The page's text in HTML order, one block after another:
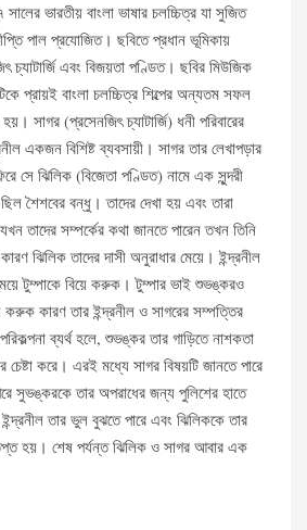
ভারতীয় বাংলা ভাষার চলচ্চিত্র যা সুজিত
পাল প্রযোজিত। ছবিতে প্রধান ভূমিকায়
এবং বিজয়তা পণ্ডিত। ছবির মিউজিক
প্রায়ই বাংলা চলচ্চিত্র শিল্পের অন্যতম সফল
সাগর (প্রসেনজিৎ চ্যাটার্জি) ধনী পরিবারের
একজন বিশিষ্ট ব্যবসায়ী। সাগর তার লেখাপড়ার
সে ঝিলিক (বিজেতা পণ্ডিত) নামে এক সুন্দরী
শৈশবের বন্ধু। তাদের দেখা হয় এবং তারা
তাদের সম্পর্কের কথা জানতে পারেন তখন তিনি
ঝিলিক তাদের দাসী অনুরাধার মেয়ে। ইন্দ্রনীল
টুম্পাকে বিয়ে করুক। টুম্পার ভাই শুভঙ্করও
করুক কারণ তার ইন্দ্রনীল ও সাগরের সম্পত্তির
ব্যর্থ হলে, শুভঙ্কর তার গাড়িতে নাশকতা
চেষ্টা করে। এরই মধ্যে সাগর বিষয়টি জানতে পারে
সুভঙ্করকে তার অপরাধের জন্য পুলিশের হাতে
তার ভুল বুঝতে পারে এবং ঝিলিককে তার
হয়। শেষ পর্যন্ত ঝিলিক ও সাগর আবার এক